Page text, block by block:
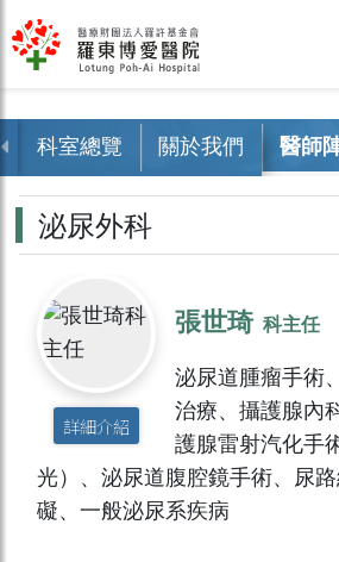
科室總覽 關於我們 醫師
泌尿外科
詳細介紹
張世琦 科主任
泌尿道腫瘤手術
治療、攝護腺內
護腺雷射汽化手
光）、泌尿道腹腔鏡手術、尿
礙、一般泌尿系疾病